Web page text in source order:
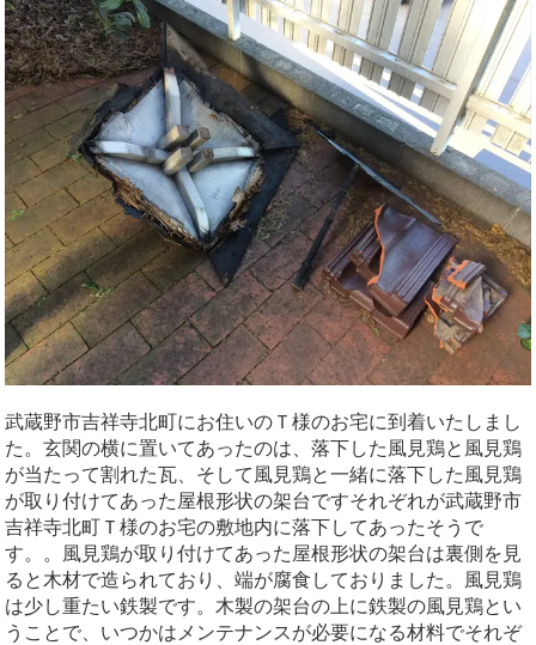
武蔵野市吉祥寺北町にお住いのＴ様のお宅に到着いたしまし
た。玄関の横に置いてあったのは、落下した風見鶏と風見鶏
が当たって割れた瓦、そして風見鶏と一緒に落下した風見鶏
が取り付けてあった屋根形状の架台ですそれぞれが武蔵野市
吉祥寺北町Ｔ様のお宅の敷地内に落下してあったそうで
す。。風見鶏が取り付けてあった屋根形状の架台は裏側を見
ると木材で造られており、端が腐食しておりました。風見鶏
は少し重たい鉄製です。木製の架台の上に鉄製の風見鶏とい
うことで、いつかはメンテナンスが必要になる材料でそれぞ